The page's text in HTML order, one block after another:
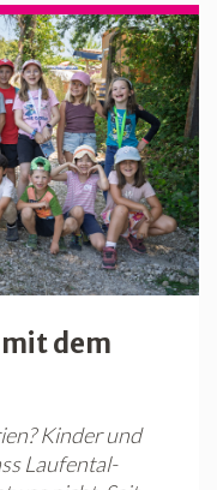
dem
Kinder und
Laufental-